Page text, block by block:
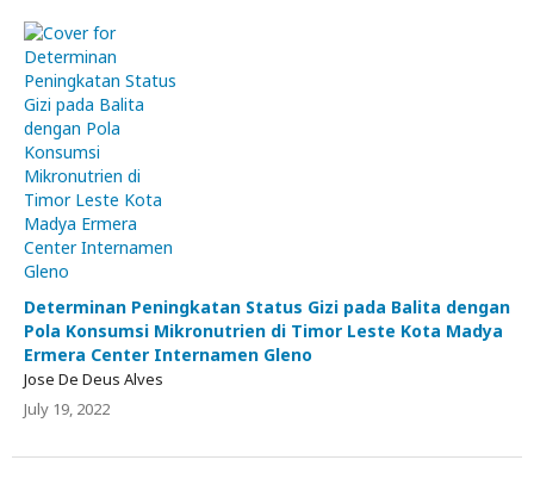
Determinan Peningkatan Status Gizi pada Balita dengan
Pola Konsumsi Mikronutrien di Timor Leste Kota Madya
Ermera Center Internamen Gleno
Jose De Deus Alves
July 19, 2022